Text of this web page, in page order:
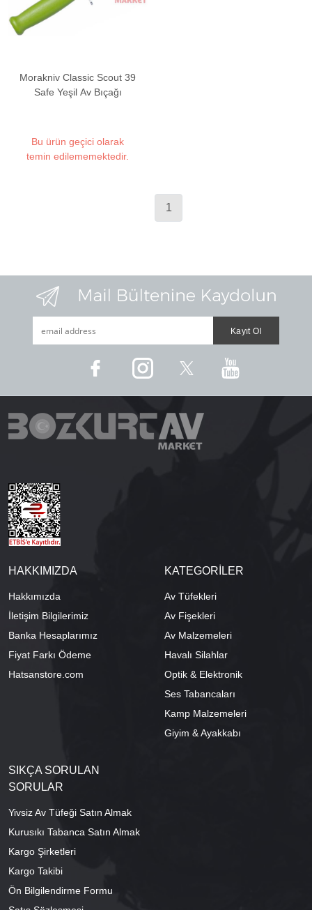
Morakniv Classic Scout 39
Safe Yeşil Av Bıçağı
Bu ürün geçici olarak
temin edilememektedir.
1
HAKKIMIZDA
Hakkımızda
İletişim Bilgilerimiz
Banka Hesaplarımız
Fiyat Farkı Ödeme
Hatsanstore.com
KATEGORİLER
Av Tüfekleri
Av Fişekleri
Av Malzemeleri
Havalı Silahlar
Optik & Elektronik
Ses Tabancaları
Kamp Malzemeleri
Giyim & Ayakkabı
SIKÇA SORULAN
SORULAR
Yivsiz Av Tüfeği Satın Almak
Kurusıkı Tabanca Satın Almak
Kargo Şirketleri
Kargo Takibi
Ön Bilgilendirme Formu